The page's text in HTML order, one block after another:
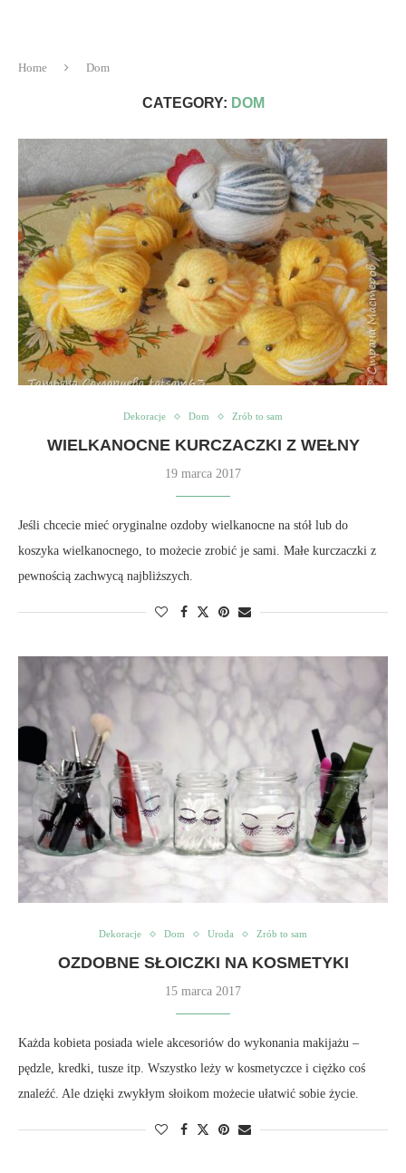
Home Dom
CATEGORY: DOM
Dekoracje Dom Zrób to sam
WIELKANOCNE KURCZACZKI Z WEŁNY
19 marca 2017
Jeśli chcecie mieć oryginalne ozdoby wielkanocne na stół lub do
koszyka wielkanocnego, to możecie zrobić je sami. Małe kurczaczki z
pewnością zachwycą najbliższych.
Dekoracje Dom Uroda Zrób to sam
OZDOBNE SŁOICZKI NA KOSMETYKI
15 marca 2017
Każda kobieta posiada wiele akcesoriów do wykonania makijażu –
pędzle, kredki, tusze itp. Wszystko leży w kosmetyczce i ciężko coś
znaleźć. Ale dzięki zwykłym słoikom możecie ułatwić sobie życie.